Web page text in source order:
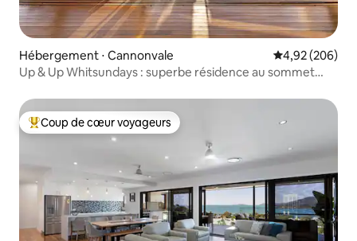
Hébergement ⋅ Cannonvale Évaluation
4,92 (206)
Up & Up Whitsundays : superbe résidence au sommet
Coups de cœur voyageurs les plus appréciés
Coup de cœur voyageurs